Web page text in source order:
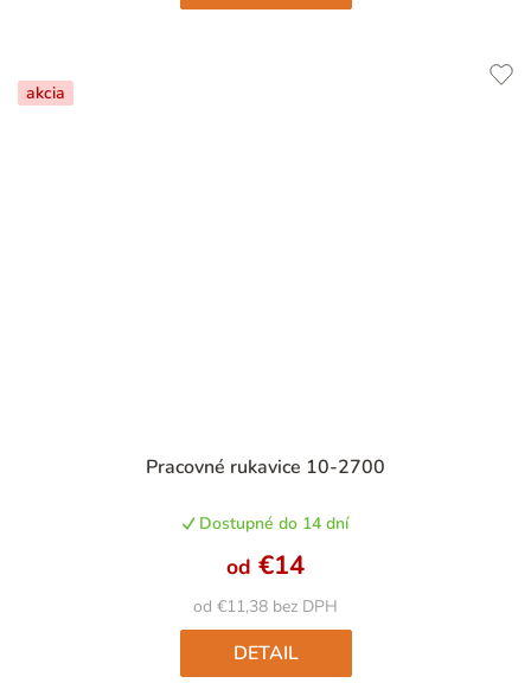
akcia
Pracovné rukavice 10-2700
Dostupné do 14 dní
od €11,38 bez DPH
od €14
DETAIL